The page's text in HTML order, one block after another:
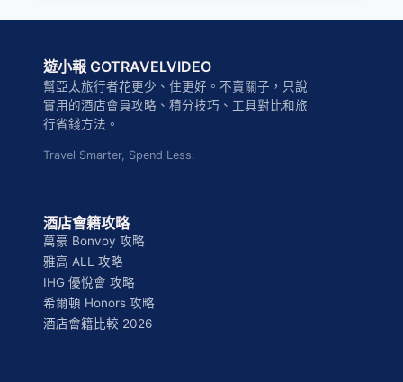
店
攻
略
際
集
團
灣
飯
店
全
遊小報 GOTRAVELVIDEO
幫亞太旅行者花更少、住更好。不賣關子，只說
實用的酒店會員攻略、積分技巧、工具對比和旅
行省錢方法。
Travel Smarter, Spend Less.
酒店會籍攻略
萬豪 Bonvoy 攻略
雅高 ALL 攻略
IHG 優悅會 攻略
希爾頓 Honors 攻略
酒店會籍比較 2026